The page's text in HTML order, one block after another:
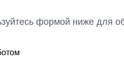
формой ниже для